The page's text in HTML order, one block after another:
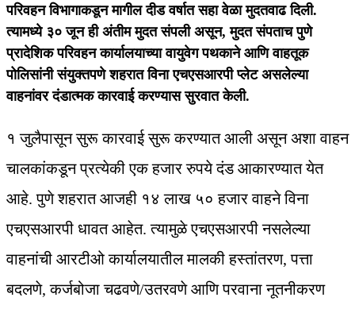
परिवहन विभागाकडून मागील दीड वर्षात सहा वेळा मुदतवाढ दिली.
त्यामध्ये ३० जून ही अंतीम मुदत संपली असून, मुदत संपताच पुणे
प्रादेशिक परिवहन कार्यालयाच्या वायुवेग पथकाने आणि वाहतूक
पोलिसांनी संयुक्तपणे शहरात विना एचएसआरपी प्लेट असलेल्या
वाहनांवर दंडात्मक कारवाई करण्यास सुरवात केली.
१ जुलैपासून सुरू कारवाई सुरू करण्यात आली असून अशा वाहन
चालकांकडून प्रत्येकी एक हजार रुपये दंड आकारण्यात येत
आहे. पुणे शहरात आजही १४ लाख ५० हजार वाहने विना
एचएसआरपी धावत आहेत. त्यामुळे एचएसआरपी नसलेल्या
वाहनांची आरटीओ कार्यालयातील मालकी हस्तांतरण, पत्ता
बदलणे, कर्जबोजा चढवणे/उतरवणे आणि परवाना नूतनीकरण